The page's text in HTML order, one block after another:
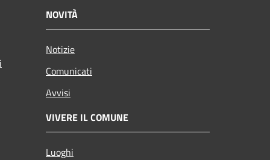
NOVITÀ
Notizie
Comunicati
Avvisi
VIVERE IL COMUNE
Luoghi